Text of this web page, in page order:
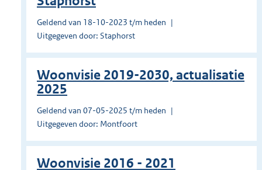
Geldend van 18-10-2023 t/m heden
Uitgegeven door: Staphorst
Woonvisie 2019-2030, actualisatie
2025
Geldend van 07-05-2025 t/m heden
Uitgegeven door: Montfoort
Woonvisie 2016 - 2021